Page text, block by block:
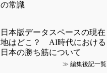
の常識
日本版データスペースの現在
地はどこ？ AI時代における
日本の勝ち筋について
≫ 編集後記一覧